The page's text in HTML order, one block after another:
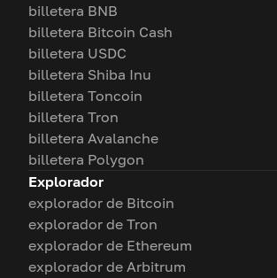
billetera BNB
billetera Bitcoin Cash
billetera USDC
billetera Shiba Inu
billetera Toncoin
billetera Tron
billetera Avalanche
billetera Polygon
Explorador
explorador de Bitcoin
explorador de Tron
explorador de Ethereum
explorador de Arbitrum